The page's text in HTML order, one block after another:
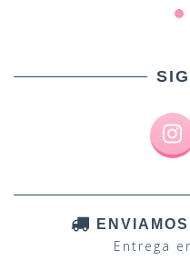
Entrega